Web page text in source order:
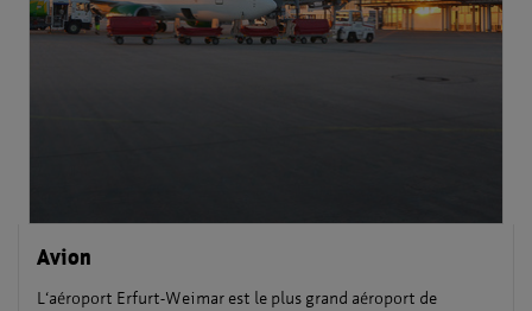
Avion
L‘aéroport Erfurt-Weimar est le plus grand aéroport de